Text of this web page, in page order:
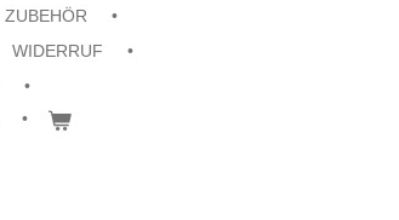
ZUBEHÖR
WIDERRUF